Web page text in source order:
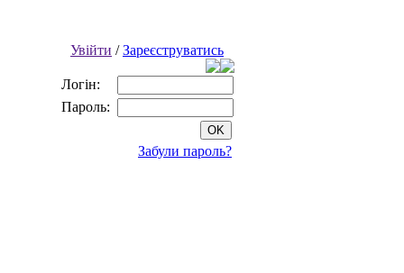
Увійти /Зареєструватись
Логін:
Пароль:
Забули пароль?